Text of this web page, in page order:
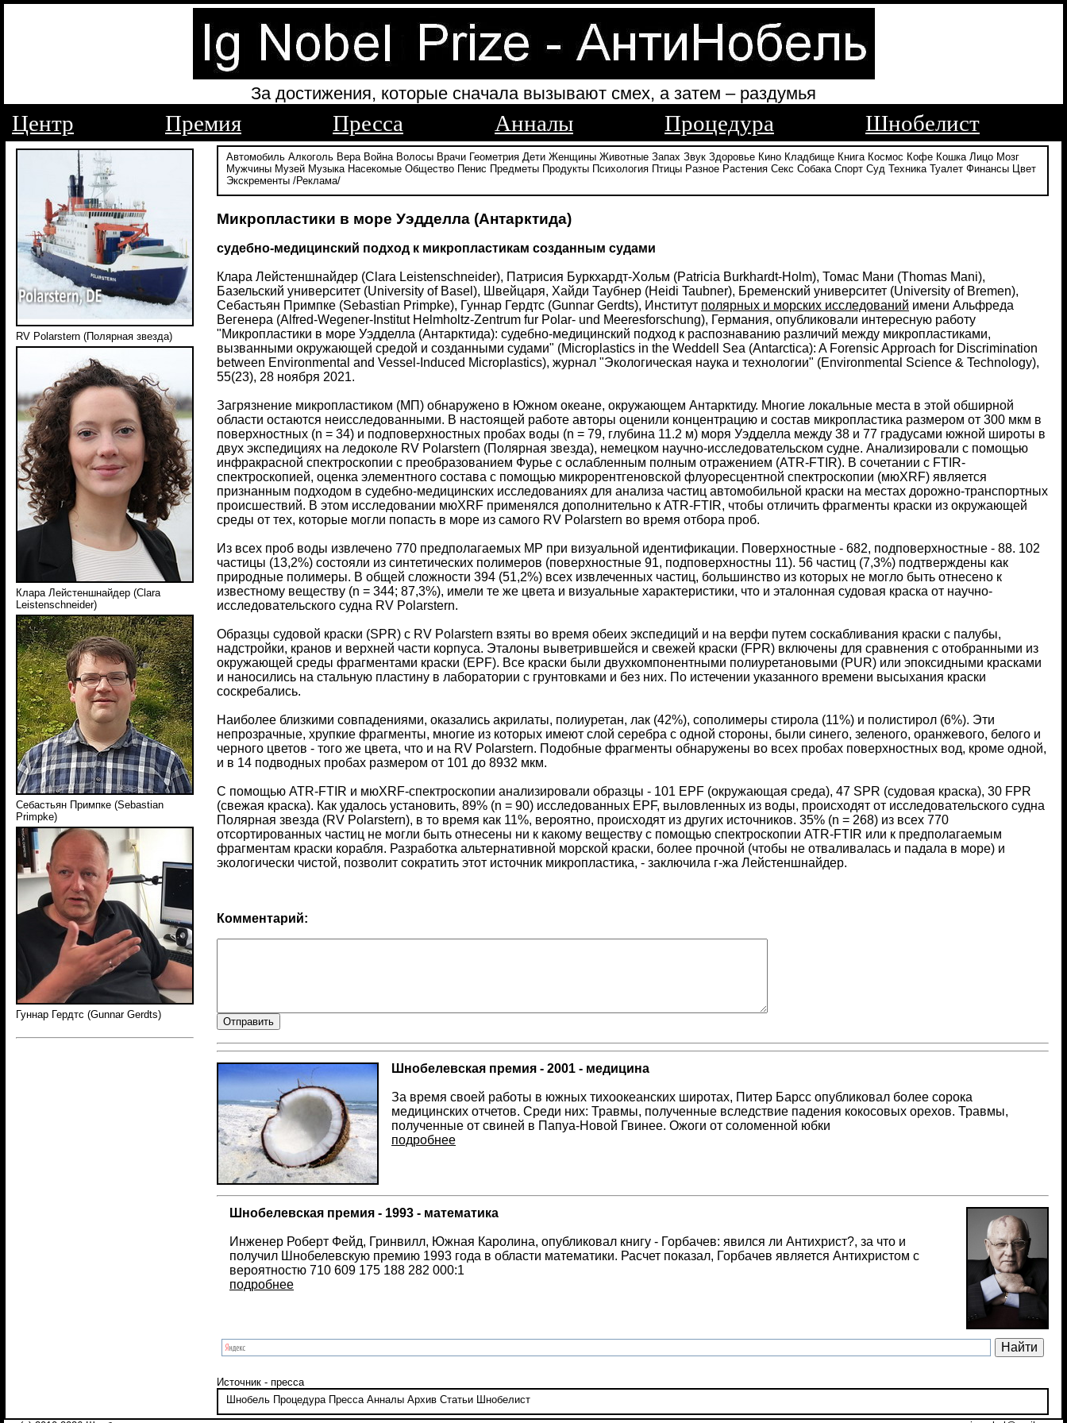
За достижения, которые сначала вызывают смех, а затем – раздумья
Центр Премия Пресса Анналы Процедура Шнобелист
RV Polarstern (Полярная звезда)
Клара Лейстеншнайдер (Clara
Leistenschneider)
Себастьян Примпке (Sebastian
Primpke)
Гуннар Гердтс (Gunnar Gerdts)
Автомобиль Алкоголь Вера Война Волосы Врачи Геометрия Дети Женщины Животные Запах Звук Здоровье Кино Кладбище Книга Космос Кофе Кошка Лицо Мозг
Мужчины Музей Музыка Насекомые Общество Пенис Предметы Продукты Психология Птицы Разное Растения Секс Собака Спорт Суд Техника Туалет Финансы
Цвет
Экскременты /Реклама/
Микропластики в море Уэдделла (Антарктида)
судебно-медицинский подход к микропластикам созданным судами
Клара Лейстеншнайдер (Clara Leistenschneider), Патрисия Буркхардт-Хольм (Patricia Burkhardt-Holm), Томас Мани (Thomas Mani),
Базельский университет (University of Basel), Швейцаря, Хайди Таубнер (Heidi Taubner), Бременский университет (University of Bremen),
Себастьян Примпке (Sebastian Primpke), Гуннар Гердтс (Gunnar Gerdts), Институт полярных и морских исследований имени Альфреда
Вегенера (Alfred-Wegener-Institut Helmholtz-Zentrum fur Polar- und Meeresforschung), Германия, опубликовали интересную работу
"Микропластики в море Уэдделла (Антарктида): судебно-медицинский подход к распознаванию различий между микропластиками,
вызванными окружающей средой и созданными судами" (Microplastics in the Weddell Sea (Antarctica): A Forensic Approach for Discrimination
between Environmental and Vessel-Induced Microplastics), журнал "Экологическая наука и технологии" (Environmental Science & Technology),
55(23), 28 ноября 2021.
Загрязнение микропластиком (МП) обнаружено в Южном океане, окружающем Антарктиду. Многие локальные места в этой обширной
области остаются неисследованными. В настоящей работе авторы оценили концентрацию и состав микропластика размером от 300 мкм в
поверхностных (n = 34) и подповерхностных пробах воды (n = 79, глубина 11.2 м) моря Уэдделла между 38 и 77 градусами южной широты в
двух экспедициях на ледоколе RV Polarstern (Полярная звезда), немецком научно-исследовательском судне. Анализировали с помощью
инфракрасной спектроскопии с преобразованием Фурье с ослабленным полным отражением (ATR-FTIR). В сочетании с FTIR-
спектроскопией, оценка элементного состава с помощью микрорентгеновской флуоресцентной спектроскопии (мюXRF) является
признанным подходом в судебно-медицинских исследованиях для анализа частиц автомобильной краски на местах дорожно-транспортных
происшествий. В этом исследовании мюXRF применялся дополнительно к ATR-FTIR, чтобы отличить фрагменты краски из окружающей
среды от тех, которые могли попасть в море из самого RV Polarstern во время отбора проб.
Из всех проб воды извлечено 770 предполагаемых MP при визуальной идентификации. Поверхностные - 682, подповерхностные - 88. 102
частицы (13,2%) состояли из синтетических полимеров (поверхностные 91, подповерхностны 11). 56 частиц (7,3%) подтверждены как
природные полимеры. В общей сложности 394 (51,2%) всех извлеченных частиц, большинство из которых не могло быть отнесено к
известному веществу (n = 344; 87,3%), имели те же цвета и визуальные характеристики, что и эталонная судовая краска от научно-
исследовательского судна RV Polarstern.
Образцы судовой краски (SPR) с RV Polarstern взяты во время обеих экспедиций и на верфи путем соскабливания краски с палубы,
надстройки, кранов и верхней части корпуса. Эталоны выветрившейся и свежей краски (FPR) включены для сравнения с отобранными из
окружающей среды фрагментами краски (EPF). Все краски были двухкомпонентными полиуретановыми (PUR) или эпоксидными красками
и наносились на стальную пластину в лаборатории с грунтовками и без них. По истечении указанного времени высыхания краски
соскребались.
Наиболее близкими совпадениями, оказались акрилаты, полиуретан, лак (42%), сополимеры стирола (11%) и полистирол (6%). Эти
непрозрачные, хрупкие фрагменты, многие из которых имеют слой серебра с одной стороны, были синего, зеленого, оранжевого, белого и
черного цветов - того же цвета, что и на RV Polarstern. Подобные фрагменты обнаружены во всех пробах поверхностных вод, кроме одной,
и в 14 подводных пробах размером от 101 до 8932 мкм.
С помощью ATR-FTIR и мюXRF-спектроскопии анализировали образцы - 101 EPF (окружающая среда), 47 SPR (судовая краска), 30 FPR
(свежая краска). Как удалось установить, 89% (n = 90) исследованных EPF, выловленных из воды, происходят от исследовательского судна
Полярная звезда (RV Polarstern), в то время как 11%, вероятно, происходят из других источников. 35% (n = 268) из всех 770
отсортированных частиц не могли быть отнесены ни к какому веществу с помощью спектроскопии ATR-FTIR или к предполагаемым
фрагментам краски корабля. Разработка альтернативной морской краски, более прочной (чтобы не отваливалась и падала в море) и
экологически чистой, позволит сократить этот источник микропластика, - заключила г-жа Лейстеншнайдер.
Комментарий:
Шнобелевская премия - 2001 - медицина
За время своей работы в южных тихоокеанских широтах, Питер Барсс опубликовал более сорока
медицинских отчетов. Среди них: Травмы, полученные вследствие падения кокосовых орехов. Травмы,
полученные от свиней в Папуа-Новой Гвинее. Ожоги от соломенной юбки
подробнее
Шнобелевская премия - 1993 - математика
Инженер Роберт Фейд, Гринвилл, Южная Каролина, опубликовал книгу - Горбачев: явился ли Антихрист?, за что и
получил Шнобелевскую премию 1993 года в области математики. Расчет показал, Горбачев является Антихристом с
вероятностю 710 609 175 188 282 000:1
подробнее
Источник - пресса
Шнобель Процедура Пресса Анналы Архив Статьи Шнобелист